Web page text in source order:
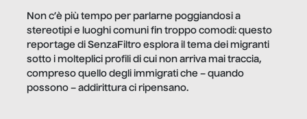
Non c’è più tempo per parlarne poggiandosi a
stereotipi e luoghi comuni fin troppo comodi: questo
reportage di SenzaFiltro esplora il tema dei migranti
sotto i molteplici profili di cui non arriva mai traccia,
compreso quello degli immigrati che – quando
possono – addirittura ci ripensano.